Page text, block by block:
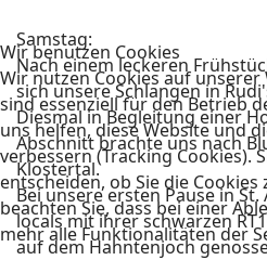
Samstag:
Nach einem leckeren
sich unsere Schlangen in
Diesmal in Begleitung einer
Abschnitt brachte uns nach
Klostertal.
Bei unsere ersten Pause in
locals mit ihrer schwarzen
auf dem Hahntenjoch
Wir benutzen Cookies
Wir nutzen Cookies auf unserer
sind essenziell für den Betrieb
uns helfen, diese Website und
verbessern (Tracking Cookies).
entscheiden, ob Sie die
beachten Sie, dass bei einer
mehr alle Funktionalitäten der